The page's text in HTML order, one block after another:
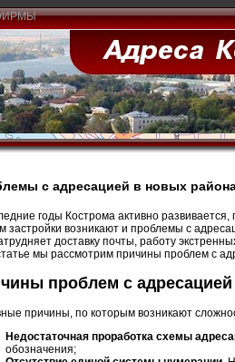
с адресацией в новых
годы Кострома активно
застройки возникают и проблемы с
доставку почты, работу
мы рассмотрим причины проблем с
проблем с адресацией
причины, по которым возникают
Недостаточная проработка схемы
обозначения;